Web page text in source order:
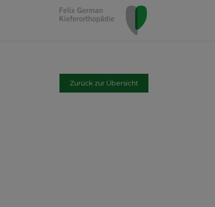
Zurück zur Übersicht